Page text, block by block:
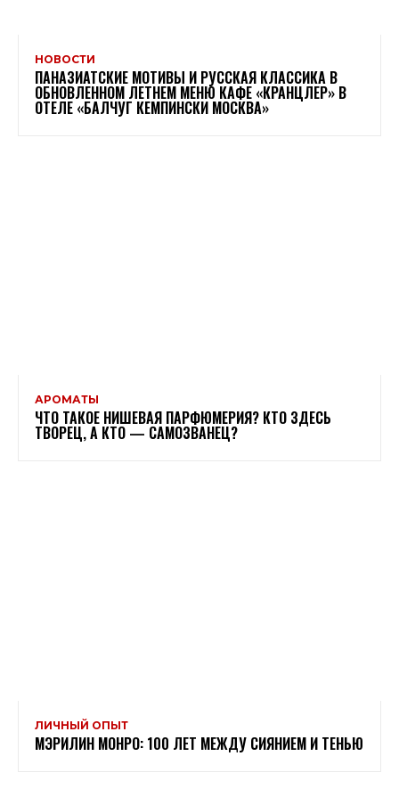
НОВОСТИ
ПАНАЗИАТСКИЕ МОТИВЫ И РУССКАЯ КЛАССИКА В
ОБНОВЛЕННОМ ЛЕТНЕМ МЕНЮ КАФЕ «КРАНЦЛЕР» В
ОТЕЛЕ «БАЛЧУГ КЕМПИНСКИ МОСКВА»
АРОМАТЫ
ЧТО ТАКОЕ НИШЕВАЯ ПАРФЮМЕРИЯ? КТО ЗДЕСЬ
ТВОРЕЦ, А КТО — САМОЗВАНЕЦ?
ЛИЧНЫЙ ОПЫТ
МЭРИЛИН МОНРО: 100 ЛЕТ МЕЖДУ СИЯНИЕМ И ТЕНЬЮ